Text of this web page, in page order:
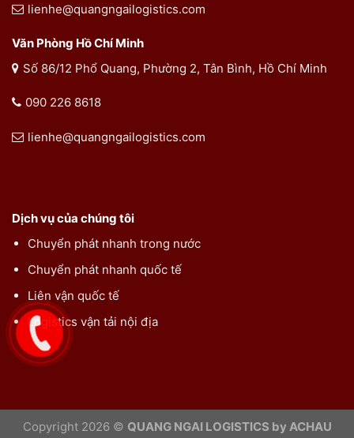
lienhe@quangngailogistics.com
Văn Phòng Hồ Chí Minh
Số 86/12 Phổ Quang, Phường 2, Tân Bình, Hồ Chí Minh
090 226 8618
lienhe@quangngailogistics.com
Dịch vụ của chúng tôi
Chuyển phát nhanh trong nước
Chuyển phát nhanh quốc tế
Liên vận quốc tế
Logistics vận tải nội địa
Copyright 2026 © QUANG NGAI LOGISTICS by ACHAU